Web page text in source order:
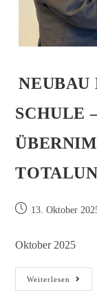
NEUBAU
SCHULE
13. Oktober
Oktober 2025
Weiterlesen